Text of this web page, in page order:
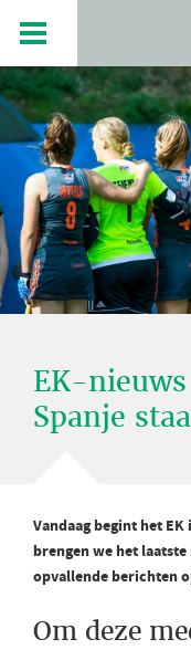
EK-
Spanje
Vandaag begint het
brengen we het
opvallende berichten
Om deze